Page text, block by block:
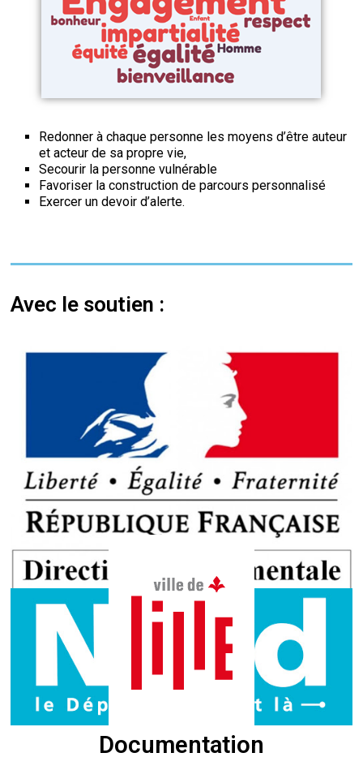
Redonner à chaque personne les moyens d’être auteur
et acteur de sa propre vie,
Secourir la personne vulnérable
Favoriser la construction de parcours personnalisé
Exercer un devoir d’alerte.
Avec le soutien :
Agissons ensemble pour la dignité et l’accès aux
besoins fondamentaux de chacun.
Articles de presse
Documentation